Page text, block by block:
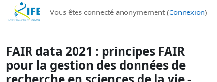
Institut Français de Bioinformatique - Les formations
Passer au contenu principalVous êtes connecté anonymement (Connexion)
FAIR data 2021 : principes FAIR
pour la gestion des données de